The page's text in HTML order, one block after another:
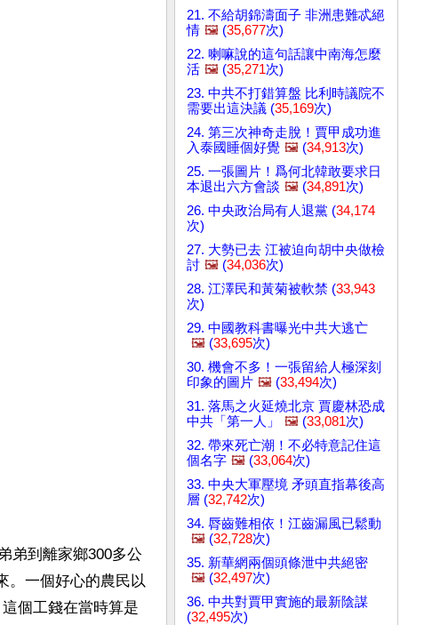
弟到離家鄉300多公
。一個好心的農民以
個工錢在當時算是
21. 不給胡錦濤面子 非洲患難忒絕
情 🖼️ (35,677次)
22. 喇嘛說的這句話讓中南海怎麼
活 🖼️ (35,271次)
23. 中共不打錯算盤 比利時議院不
需要出這決議 (35,169次)
24. 第三次神奇走脫！賈甲成功進
入泰國睡個好覺 🖼️ (34,913次)
25. 一張圖片！爲何北韓敢要求日
本退出六方會談 🖼️ (34,891次)
26. 中央政治局有人退黨 (34,174
次)
27. 大勢已去 江被迫向胡中央做檢
討 🖼️ (34,036次)
28. 江澤民和黃菊被軟禁 (33,943
次)
29. 中國教科書曝光中共大逃亡
🖼️ (33,695次)
30. 機會不多！一張留給人極深刻
印象的圖片 🖼️ (33,494次)
31. 落馬之火延燒北京 賈慶林恐成
中共「第一人」
🖼️ (33,081次)
32. 帶來死亡潮！不必特意記住這
個名字 🖼️ (33,064次)
33. 中央大軍壓境 矛頭直指幕後高
層 (32,742次)
34. 脣齒難相依！江齒漏風已鬆動
🖼️ (32,728次)
35. 新華網兩個頭條泄中共絕密
🖼️ (32,497次)
36. 中共對賈甲實施的最新陰謀
(32,495次)